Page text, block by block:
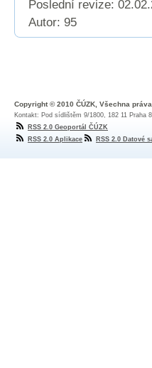
Poslední revize:
Autor: 95
Copyright © 2010 ČÚZK, Všechna
Kontakt: Pod sídlištěm 9/1800, 182 11 Praha
RSS 2.0 Geoportál ČÚZK
RSS 2.0 Aplikace
RSS 2.0 Datové